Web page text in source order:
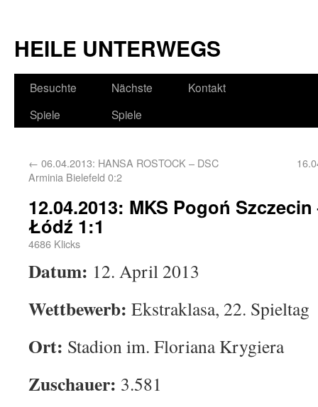
HEILE UNTERWEGS
Besuchte
Spiele
Nächste
Spiele
Kontakt
← 06.04.2013: HANSA ROSTOCK – DSC
Arminia Bielefeld 0:2
12.04.2013: MKS Pogoń
Łódź 1:1
4686 Klicks
Datum: 12. April 2013
Wettbewerb: Ekstraklasa, 22. Spieltag
Ort: Stadion im. Floriana Krygiera
Zuschauer: 3.581